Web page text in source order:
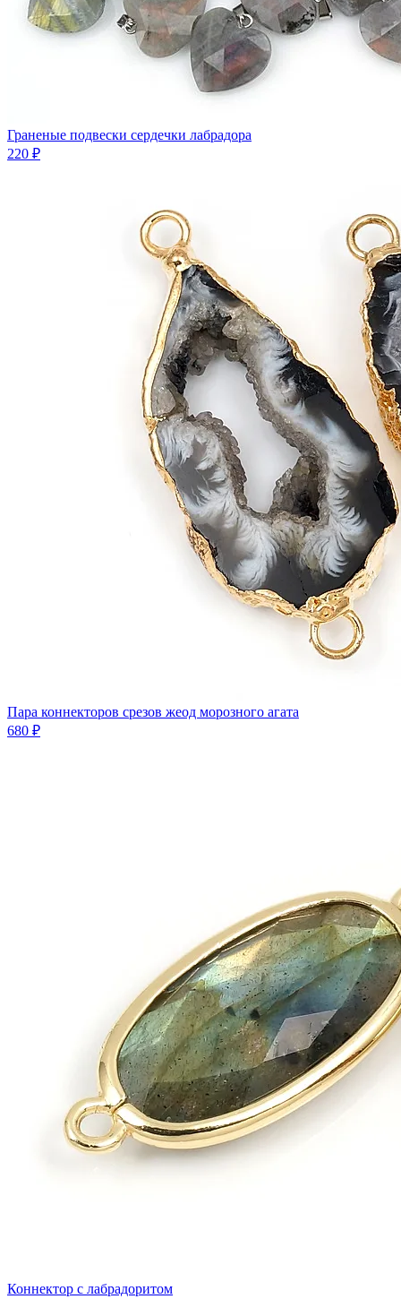
Граненые подвески сердечки лабрадора
220 ₽
Пара коннекторов срезов жеод морозного агата
680 ₽
Коннектор с лабрадоритом